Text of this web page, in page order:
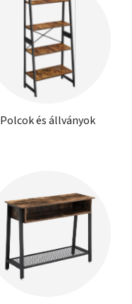
Polcok és állványok